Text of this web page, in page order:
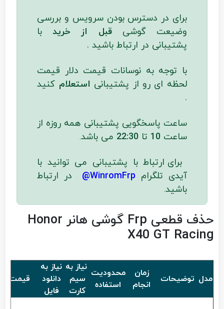
برای در دسترس بودن سرویس و بررسی
وضیعت گوشیقبل از خریدبا
پشتیبانی در ارتباط باشید .
با توجه به نوسانات قیمت دلار قیمت
لحظه ای رو از پشتیبانی استعلام کنید
.
ساعت پاسخگویی پشتیبانی همه روزه از
ساعت 10 تا 22:30 می باشد.
برای ارتباط با پشتیبانی می توانید با
آیدی تلگرام WinromFrp@
در ارتباط
باشید.
حذف قطعی Frp گوشی هانر Honor
X40 GT Racing
مدل توضیحات
زمان
انجام
محدودیت
استفاده
نیاز به
سیم
کارت
نیاز به
دانلود
فایل
قیمت